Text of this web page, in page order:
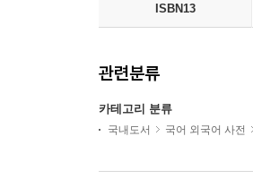
ISBN13
관련분류
카테고리 분류
국내도서 국어 외국어 사전